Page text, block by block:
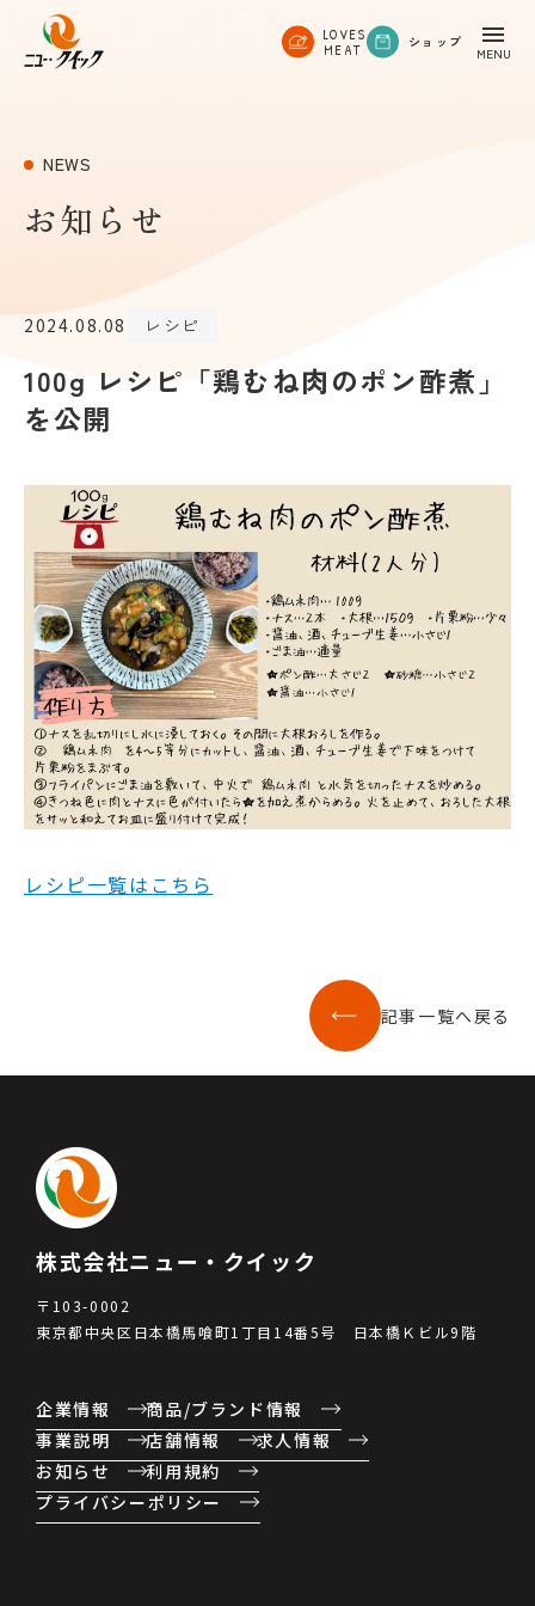
LOVES
MEAT ショップ
NEWS
お知らせ
2024.08.08 レシピ
100g レシピ「鶏むね肉のポン酢煮」
を公開
レシピ一覧はこちら
記事一覧へ戻る
株式会社ニュー・クイック
〒103-0002
東京都中央区日本橋馬喰町1丁目14番5号 日本橋Ｋビル9階
企業情報
商品/ブランド情報
事業説明
店舗情報
求人情報
お知らせ
利用規約
プライバシーポリシー